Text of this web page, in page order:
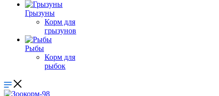
Грызуны
Корм для
грызунов
Рыбы
Корм для
рыбок